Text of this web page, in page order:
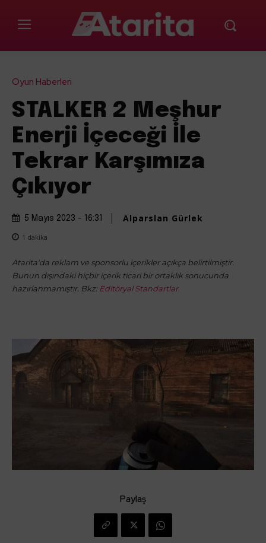
Oyun Haberleri
STALKER 2 Meşhur
Enerji İçeceği İle
Tekrar Karşımıza
Çıkıyor
5 Mayıs 2023 - 16:31 Alparslan Gürlek
1 dakika
Atarita'da reklam ve sponsorlu içerikler açıkça belirtilmiştir.
Bunun dışındaki hiçbir içerik ticari bir ortaklık sonucunda
hazırlanmamıştır. Bkz: Editöryal Standartlar
Paylaş